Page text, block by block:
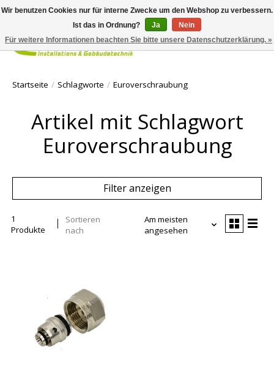
Ihr
Startseite / Schlagworte / Euroverschraubung
Artikel mit Schlagwort
Euroverschraubung
Filter anzeigen
1
Produkte
Sortieren
nach
Am meisten
angesehen
Wir benutzen Cookies nur für interne Zwecke um den Webshop zu verbessern.
Ist das in Ordnung?
Ja
Nein
Für weitere Informationen beachten Sie bitte unsere Datenschutzerklärung. »